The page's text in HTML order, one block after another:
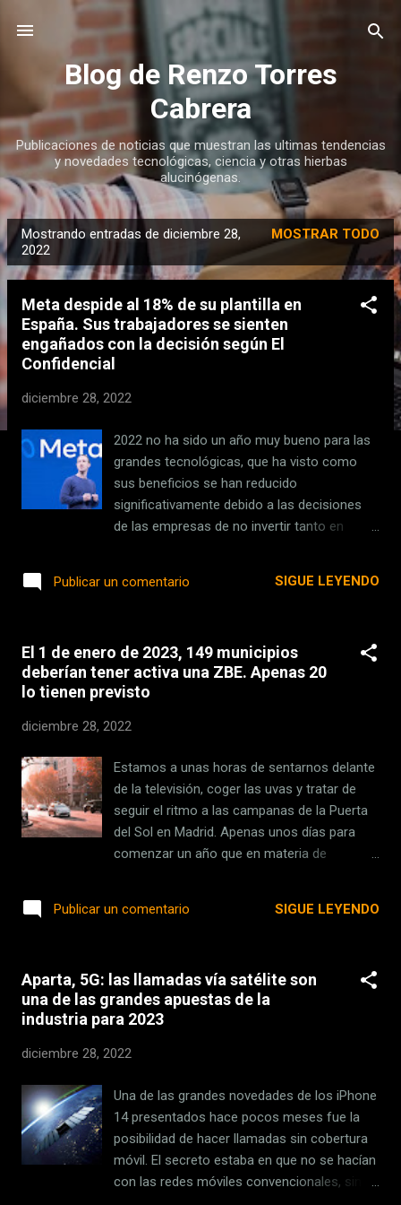
Ir al contenido principal
Blog de Renzo Torres
Cabrera
Publicaciones de noticias que muestran las ultimas tendencias
y novedades tecnológicas, ciencia y otras hierbas
alucinógenas.
E
n
Mostrando entradas de diciembre 28,
2022
MOSTRAR TODO
Meta despide al 18% de su plantilla en
España. Sus trabajadores se sienten
engañados con la decisión según El
Confidencial
diciembre 28, 2022
2022 no ha sido un año muy bueno para las
grandes tecnológicas, que ha visto como
sus beneficios se han reducido
significativamente debido a las decisiones
de las empresas de no invertir tanto en
despido de 11.000 empleados a nivel mundial
donde han quemado 15.000 millones de
dólares. Ante este anuncio, la plantilla en
España sabía que iba a sufrir una
considerable reducción, aunque no estaba
víspera de Nochebuena se llegó a un
acuerdo para realizar un ERE en Meta
España que afecta al 18% de los 200
empleados que operan en nuestro país tanto
presencialmente como en remoto. Meta
Confidencial , los propios empleados
realmente beneficiosas para todos...
Publicar un comentario SIGUE LEYENDO
El 1 de enero de 2023, 149 municipios
deberían tener activa una ZBE. Apenas 20
lo tienen previsto
diciembre 28, 2022
Estamos a unas horas de sentarnos delante
de la televisión, coger las uvas y tratar de
seguir el ritmo a las campanas de la Puerta
del Sol en Madrid. Apenas unos días para
comenzar un año que en materia de
finalmente, 2023 va a parecerse mucho a
aquellas con 20.000 habitantes e informes
desfavorables en la calidad del aire deberían
contar con una zona de bajas emisiones
(ZBE) en nuestro país. Un día y un año
Transición Energética en su artículo 14. 149
municipios (los de 50.000 habitantes) que
para cumplir con lo establecido en la norma
aprobada en el mes de mayo del año pasado
necesitan de una ZBE de forma obligatoria.
Publicar un comentario SIGUE LEYENDO
Aparta, 5G: las llamadas vía satélite son
una de las grandes apuestas de la
industria para 2023
diciembre 28, 2022
Una de las grandes novedades de los iPhone
14 presentados hace pocos meses fue la
posibilidad de hacer llamadas sin cobertura
móvil. El secreto estaba en que no se hacían
con las redes móviles convencionales, sino